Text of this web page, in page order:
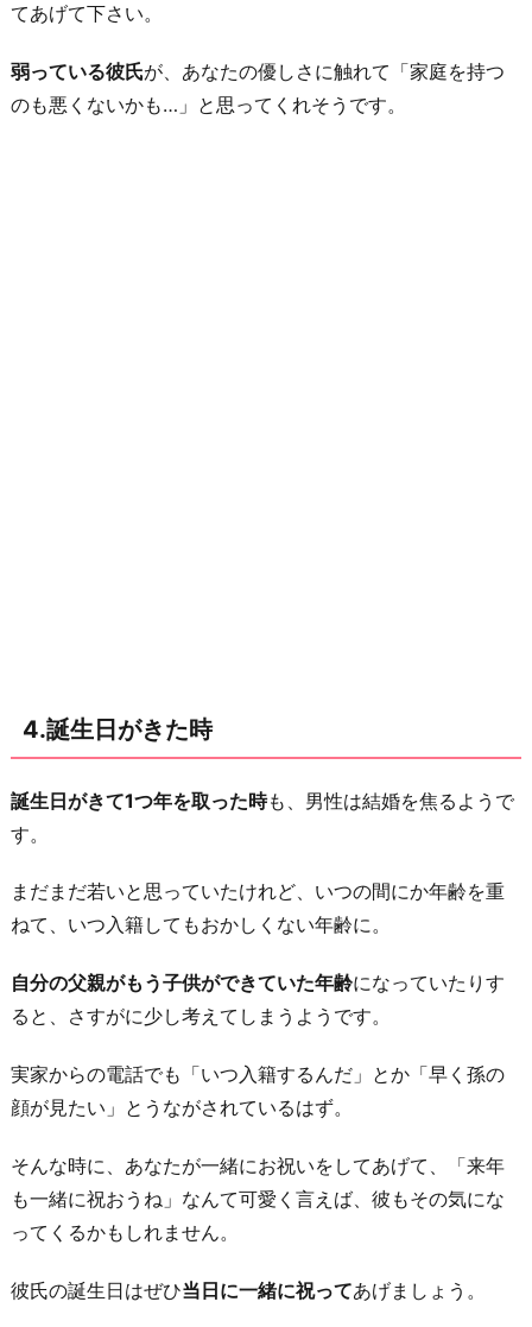
てあげて下さい。
弱っている彼氏が、あなたの優しさに触れて「家庭を持つ
のも悪くないかも…」と思ってくれそうです。
4.誕生日がきた時
誕生日がきて1つ年を取った時も、男性は結婚を焦るようで
す。
まだまだ若いと思っていたけれど、いつの間にか年齢を重
ねて、いつ入籍してもおかしくない年齢に。
自分の父親がもう子供ができていた年齢になっていたりす
ると、さすがに少し考えてしまうようです。
実家からの電話でも「いつ入籍するんだ」とか「早く孫の
顔が見たい」とうながされているはず。
そんな時に、あなたが一緒にお祝いをしてあげて、「来年
も一緒に祝おうね」なんて可愛く言えば、彼もその気にな
ってくるかもしれません。
彼氏の誕生日はぜひ当日に一緒に祝ってあげましょう。